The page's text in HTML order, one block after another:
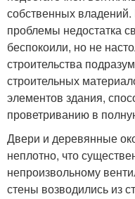
собственных
проблемы недостатка
беспокоили, но не
строительства
строительных
элементов здания,
проветриванию в
Двери и деревянные
неплотно, что
непроизвольному
стены возводились из